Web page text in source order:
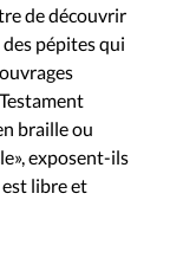
de découvrir
pépites qui
braille ou
exposent-ils
est libre et